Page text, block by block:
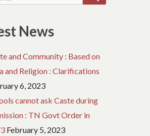
News
and Community : Based on
and Religion : Clarifications
6, 2023
cannot ask Caste during
: TN Govt Order in
February 5, 2023